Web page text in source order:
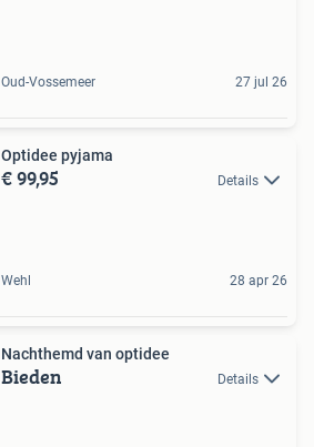
Oud-Vossemeer 27 jul 26
Optidee pyjama
€ 99,95 Details
Wehl 28 apr 26
Nachthemd van optidee
Bieden Details